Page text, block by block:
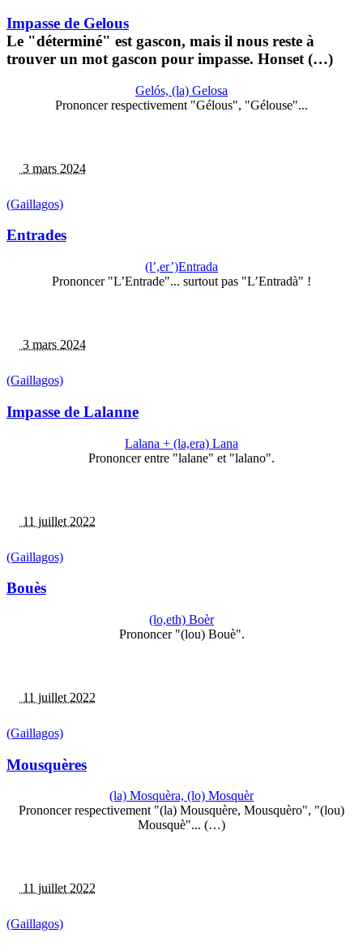
Impasse de Gelous
Le "déterminé" est gascon, mais il nous reste à
trouver un mot gascon pour impasse. Honset (…)
Gelós, (la) Gelosa
Prononcer respectivement "Gélous", "Gélouse"...
3 mars 2024
(Gaillagos)
Entrades
(l’,er’)Entrada
Prononcer "L’Entrade"... surtout pas "L’Entradà" !
3 mars 2024
(Gaillagos)
Impasse de Lalanne
Lalana + (la,era) Lana
Prononcer entre "lalane" et "lalano".
11 juillet 2022
(Gaillagos)
Bouès
(lo,eth) Boèr
Prononcer "(lou) Bouè".
11 juillet 2022
(Gaillagos)
Mousquères
(la) Mosquèra, (lo) Mosquèr
Prononcer respectivement "(la) Mousquère, Mousquèro", "(lou)
Mousquè"... (…)
11 juillet 2022
(Gaillagos)